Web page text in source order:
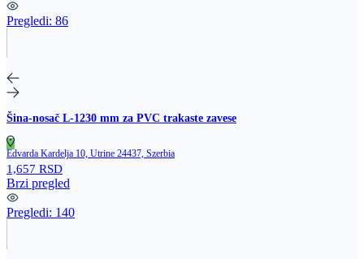
Pregledi: 86
Šina‑nosač L‑1230 mm za PVC trakaste zavese
Edvarda Kardelja 10, Utrine 24437, Szerbia
1,657 RSD
Brzi pregled
Pregledi: 140